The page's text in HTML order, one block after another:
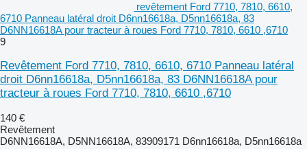
revêtement Ford 7710, 7810, 6610,
6710 Panneau latéral droit D6nn16618a, D5nn16618a, 83
D6NN16618A pour tracteur à roues Ford 7710, 7810, 6610 ,6710
9
Revêtement Ford 7710, 7810, 6610, 6710 Panneau latéral
droit D6nn16618a, D5nn16618a, 83 D6NN16618A pour
tracteur à roues Ford 7710, 7810, 6610 ,6710
140 €
Revêtement
D6NN16618A, D5NN16618A, 83909171 D6nn16618a, D5nn16618a